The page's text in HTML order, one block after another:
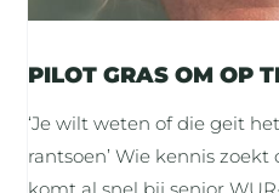
PILOT GRAS OM OP
‘Je wilt weten of die geit
rantsoen’ Wie kennis
komt al snel bij senior